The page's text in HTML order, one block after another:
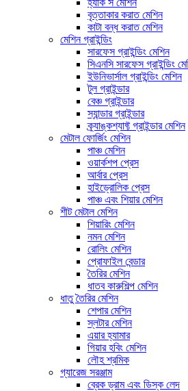
হ্যাক স মেশিন
বৃত্তাকার করাত মেশিন
কাটা বন্ধ করাত মেশিন
মেশিন গ্রাইন্ডিং
সারফেস গ্রাইন্ডিং মেশিন
সিএনসি সারফেস গ্রাইন্ডিং
ইউনিভার্সাল গ্রাইন্ডিং মেশিন
টুল গ্রাইন্ডার
বেঞ্চ গ্রাইন্ডার
স্যান্ডার গ্রাইন্ডার
ক্র্যাঙ্কশ্যাফ্ট গ্রাইন্ডার মেশিন
মেটাল ফোর্জিং মেশিন
পাঞ্চ মেশিন
ওয়ার্কশপ প্রেস
আর্বার প্রেস
হাইড্রোলিক প্রেস
পাঞ্চ এবং শিয়ার মেশিন
শীট মেটাল মেশিন
শিয়ারিং মেশিন
নমন মেশিন
রোলিং মেশিন
প্রোফাইল বেন্ডার
তৈরির মেশিন
ধাতব কারুশিল্প মেশিন
ধাতু তৈরির মেশিন
শেপার মেশিন
স্লটার মেশিন
এয়ার হ্যামার
গিয়ার হবিং মেশিন
লৌহ শ্রমিক
গ্যারেজ সরঞ্জাম
ব্রেক ড্রাম এবং ডিস্ক লেদ